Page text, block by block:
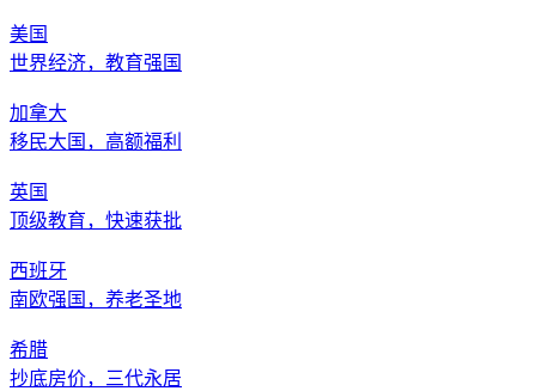
美国
世界经济，教育强国
加拿大
移民大国，高额福利
英国
顶级教育，快速获批
西班牙
南欧强国，养老圣地
希腊
抄底房价，三代永居